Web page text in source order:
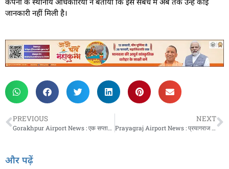
जानकारी नहीं मिली है।
PREVIOUS
Gorakhpur Airport News : एक सप्ताह में 52 उड़ानें प्रभावित, तीन रद्द, यात्रियों की बढ़ी परेशानी
NEXT
Prayagraj Airport News : प्रयागराज एयरपोर्ट से हर दिन 164 विमान आए और गए, कितने शहरों के लिए मिल रही हैं उड़ानें
और पढ़ें